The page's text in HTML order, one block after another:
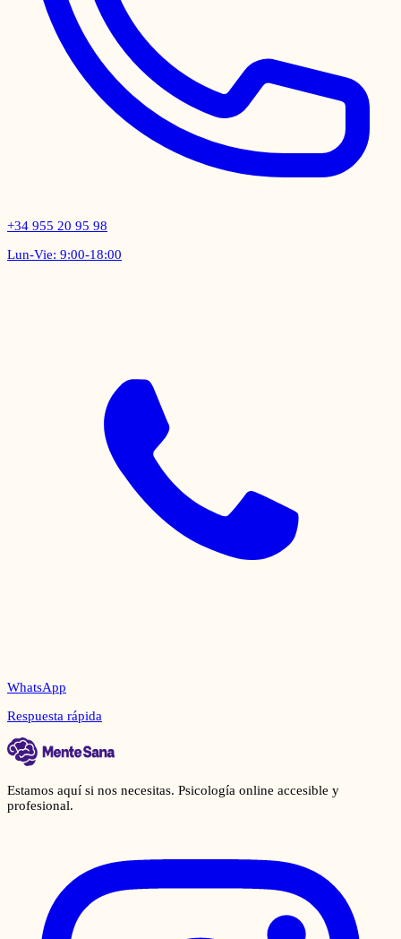
+34 955 20 95 98
Lun-Vie: 9:00-18:00
WhatsApp
Respuesta rápida
Estamos aquí si nos necesitas. Psicología online accesible y
profesional.